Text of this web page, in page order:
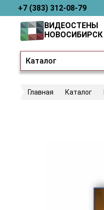
+7 (383) 312-08-79
Каталог
ВИДЕОСТЕНЫ
НОВОСИБИРСК
Главная Каталог